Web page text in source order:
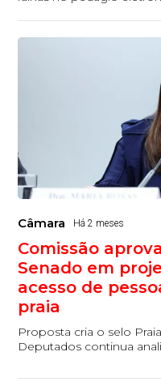
Câmara Há 2 meses
Comissão
Senado em
acesso de
praia
Proposta cria o selo
Deputados continua